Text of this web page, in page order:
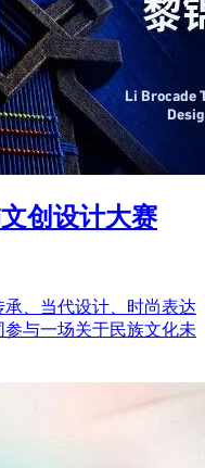
创设计大赛
、当代设计、时尚表达
与一场关于民族文化未